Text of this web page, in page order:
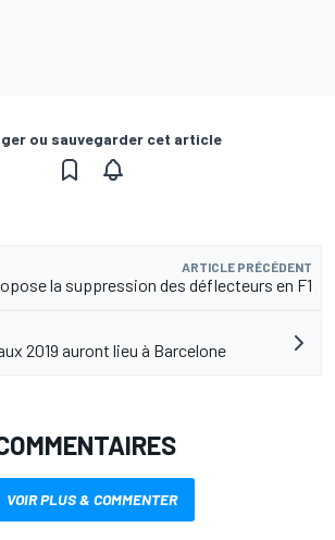
ou sauvegarder cet article
ARTICLE PRÉCÉDENT
la suppression des déflecteurs en F1
2019 auront lieu à Barcelone
VOIR PLUS & COMMENTER